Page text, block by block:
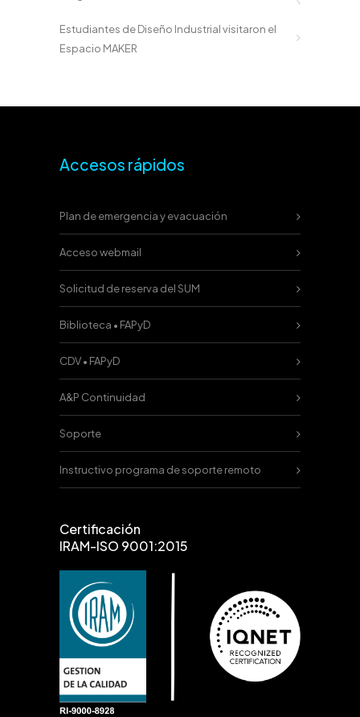
Estudiantes de Diseño Industrial visitaron el
Espacio MAKER
Accesos rápidos
Plan de emergencia y evacuación
Acceso webmail
Solicitud de reserva del SUM
Biblioteca • FAPyD
CDV • FAPyD
A&P Continuidad
Soporte
Instructivo programa de soporte remoto
Certificación
IRAM-ISO 9001:2015